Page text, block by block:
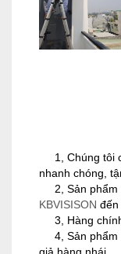
1, Chúng tôi
nhanh chóng,
2, Sản phẩm
KBVISISON
3, Hàng chính
4, Sản phẩm